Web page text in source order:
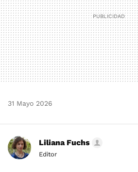
31 Mayo 2026
Liliana Fuchs
Editor